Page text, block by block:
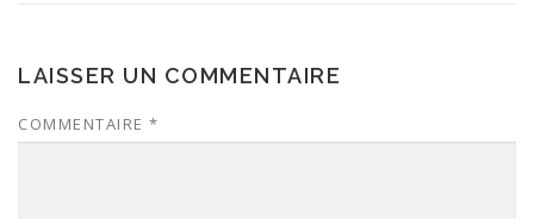
LAISSER UN COMMENTAIRE
COMMENTAIRE *